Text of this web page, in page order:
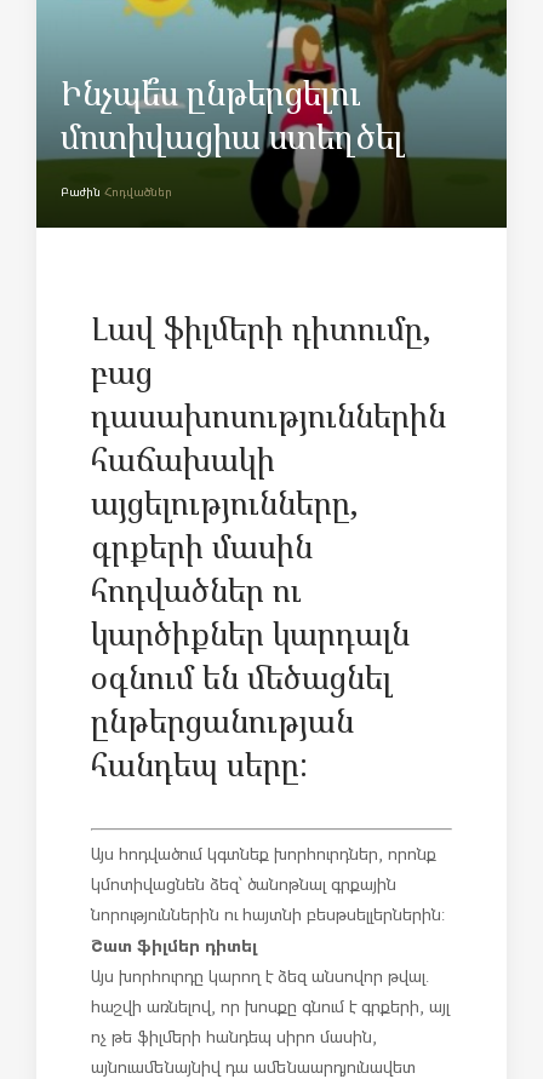
Ինչպե՞ս ընթերցելու
մոտիվացիա ստեղծել
Բաժին Հոդվածներ
Լավ ֆիլմերի դիտումը,
բաց
դասախոսություններին
հաճախակի
այցելությունները,
գրքերի մասին
հոդվածներ ու
կարծիքներ կարդալն
օգնում են մեծացնել
ընթերցանության
հանդեպ սերը:
Այս հոդվածում կգտնեք խորհուրդներ, որոնք
կմոտիվացնեն ձեզ՝ ծանոթնալ գրքային
նորություններին ու հայտնի բեսթսելլերներին:
Շատ ֆիլմեր դիտել
Այս խորհուրդը կարող է ձեզ անսովոր թվալ.
հաշվի առնելով, որ խոսքը գնում է գրքերի, այլ
ոչ թե ֆիլմերի հանդեպ սիրո մասին,
այնուամենայնիվ դա ամենաարդյունավետ